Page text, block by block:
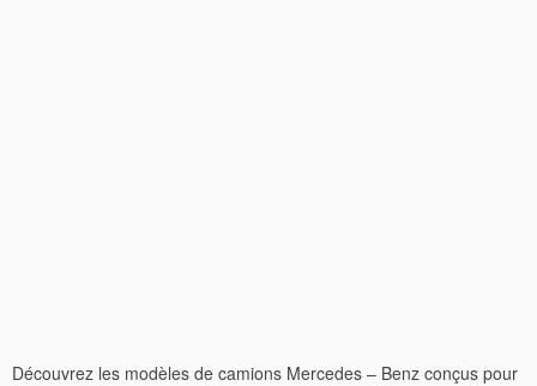
Découvrez les modèles de camions Mercedes – Benz conçus pour